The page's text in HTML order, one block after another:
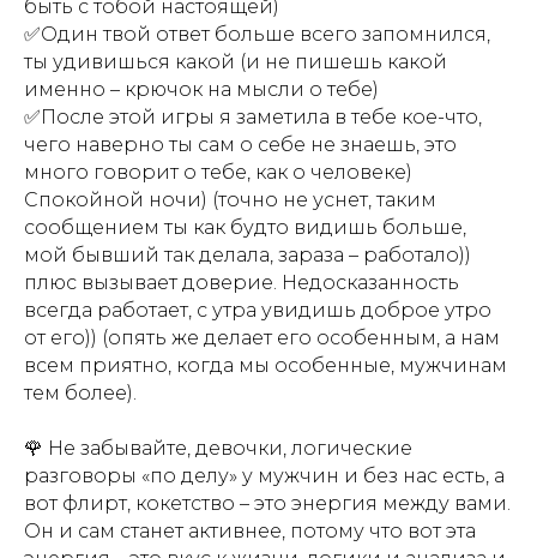
быть с тобой настоящей)
✅Один твой ответ больше всего запомнился,
ты удивишься какой (и не пишешь какой
именно – крючок на мысли о тебе)
✅После этой игры я заметила в тебе кое-что,
чего наверно ты сам о себе не знаешь, это
много говорит о тебе, как о человеке)
Спокойной ночи) (точно не уснет, таким
сообщением ты как будто видишь больше,
мой бывший так делала, зараза – работало))
плюс вызывает доверие. Недосказанность
всегда работает, с утра увидишь доброе утро
от его)) (опять же делает его особенным, а нам
всем приятно, когда мы особенные, мужчинам
тем более).
🌹 Не забывайте, девочки, логические
разговоры «по делу» у мужчин и без нас есть, а
вот флирт, кокетство – это энергия между вами.
Он и сам станет активнее, потому что вот эта